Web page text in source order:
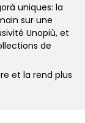
uniques: la
sur une
Unopiù, et
de
et la rend plus